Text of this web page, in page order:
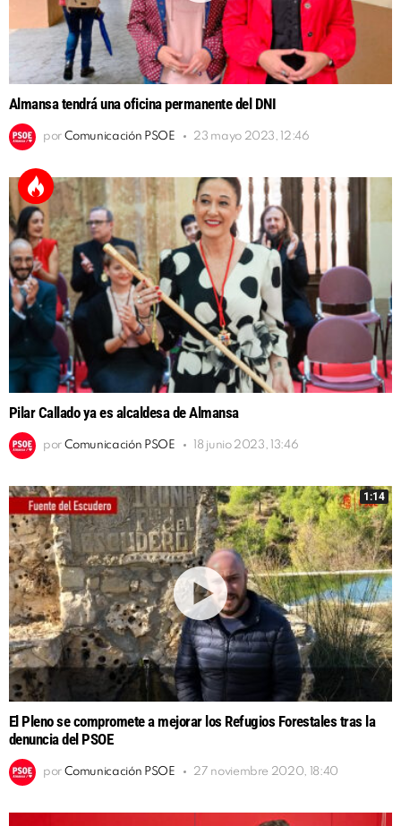
Almansa tendrá una oficina permanente del DNI
por Comunicación PSOE 23 mayo 2023, 12:46
Pilar Callado ya es alcaldesa de Almansa
por Comunicación PSOE 18 junio 2023, 13:46
1:14
El Pleno se compromete a mejorar los Refugios Forestales tras la
denuncia del PSOE
por Comunicación PSOE 27 noviembre 2020, 18:40